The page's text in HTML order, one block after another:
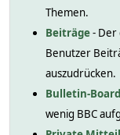
Themen.
Beiträge- Der
Benutzer
auszudrücken.
Bulletin-
wenig BBC